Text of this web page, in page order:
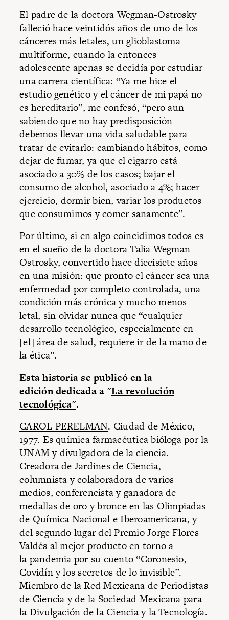
El padre de la doctora Wegman-Ostrosky
falleció hace veintidós años de uno de los
cánceres más letales, un glioblastoma
multiforme, cuando la entonces
adolescente apenas se decidía por estudiar
una carrera científica: “Ya me hice el
estudio genético y el cáncer de mi papá no
es hereditario”, me confesó, “pero aun
sabiendo que no hay predisposición
debemos llevar una vida saludable para
tratar de evitarlo: cambiando hábitos, como
dejar de fumar, ya que el cigarro está
asociado a 30% de los casos; bajar el
consumo de alcohol, asociado a 4%; hacer
ejercicio, dormir bien, variar los productos
que consumimos y comer sanamente”.
Por último, si en algo coincidimos todos es
en el sueño de la doctora Talia Wegman-
Ostrosky, convertido hace diecisiete años
en una misión: que pronto el cáncer sea una
enfermedad por completo controlada, una
condición más crónica y mucho menos
letal, sin olvidar nunca que “cualquier
desarrollo tecnológico, especialmente en
[el] área de salud, requiere ir de la mano de
la ética”.
Esta historia se publicó en la
edición dedicada a "La revolución
tecnológica".
CAROL PERELMAN. Ciudad de México,
1977. Es química farmacéutica bióloga por la
UNAM y divulgadora de la ciencia.
Creadora de Jardines de Ciencia,
columnista y colaboradora de varios
medios, conferencista y ganadora de
medallas de oro y bronce en las Olimpiadas
de Química Nacional e Iberoamericana, y
del segundo lugar del Premio Jorge Flores
Valdés al mejor producto en torno a
la pandemia por su cuento “Coronesio,
Covidín y los secretos de lo invisible”.
Miembro de la Red Mexicana de Periodistas
de Ciencia y de la Sociedad Mexicana para
la Divulgación de la Ciencia y la Tecnología.